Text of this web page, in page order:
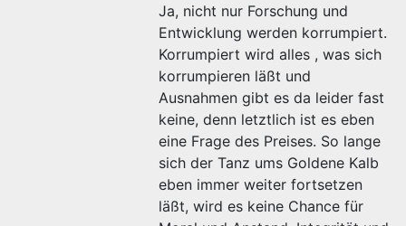
Ja, nicht nur Forschung und
Entwicklung werden korrumpiert.
Korrumpiert wird alles , was sich
korrumpieren läßt und
Ausnahmen gibt es da leider fast
keine, denn letztlich ist es eben
eine Frage des Preises. So lange
sich der Tanz ums Goldene Kalb
eben immer weiter fortsetzen
läßt, wird es keine Chance für